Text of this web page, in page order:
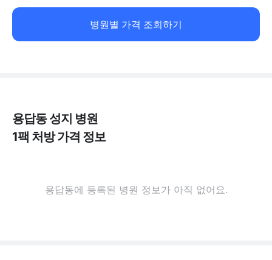
병원별 가격 조회하기
용답동 성지 병원
1팩 처방 가격 정보
용답동에 등록된 병원 정보가 아직 없어요.